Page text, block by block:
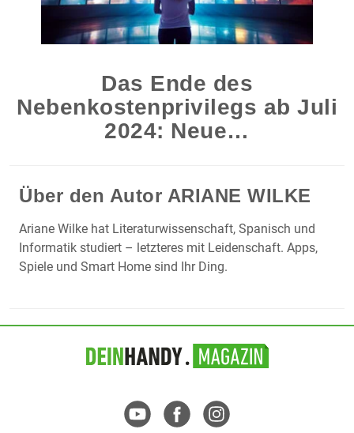
Das Ende des
Nebenkostenprivilegs ab Juli
2024: Neue…
Über den Autor ARIANE WILKE
Ariane Wilke hat Literaturwissenschaft, Spanisch und
Informatik studiert – letzteres mit Leidenschaft. Apps,
Spiele und Smart Home sind Ihr Ding.